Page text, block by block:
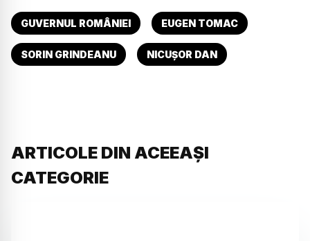
GUVERNUL ROMÂNIEI EUGEN TOMAC
SORIN GRINDEANU NICUȘOR DAN
ARTICOLE DIN ACEEAȘI
CATEGORIE